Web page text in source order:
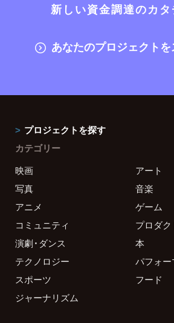
新しい資金調達のカ
あなたのプロジェクト
プロジェクトを探す
カテゴリー
映画
アート
写真
音楽
アニメ
ゲーム
コミュニティ
プロダク
演劇・ダンス
本
テクノロジー
パフォー
スポーツ
フード
ジャーナリズム